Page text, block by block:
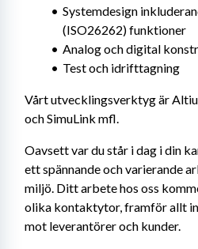
Systemdesign
(ISO26262) funktioner
Analog och digital
Test och idrifttagning
Vårt utvecklingsverktyg är
och SimuLink mfl.
Oavsett var du står i dag i din
ett spännande och varierande
miljö. Ditt arbete hos oss
olika kontaktytor, framför allt
mot leverantörer och kunder.